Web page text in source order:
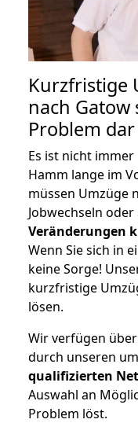
Kurzfristige
nach
Problem dar
Es ist nicht
Hamm lange im
müssen Umzüge
Jobwechseln
Veränderungen
Wenn Sie sich in
keine Sorge!
kurzfristige
lösen.
Wir verfügen
durch unseren
qualifizierten
Auswahl an
Problem löst.